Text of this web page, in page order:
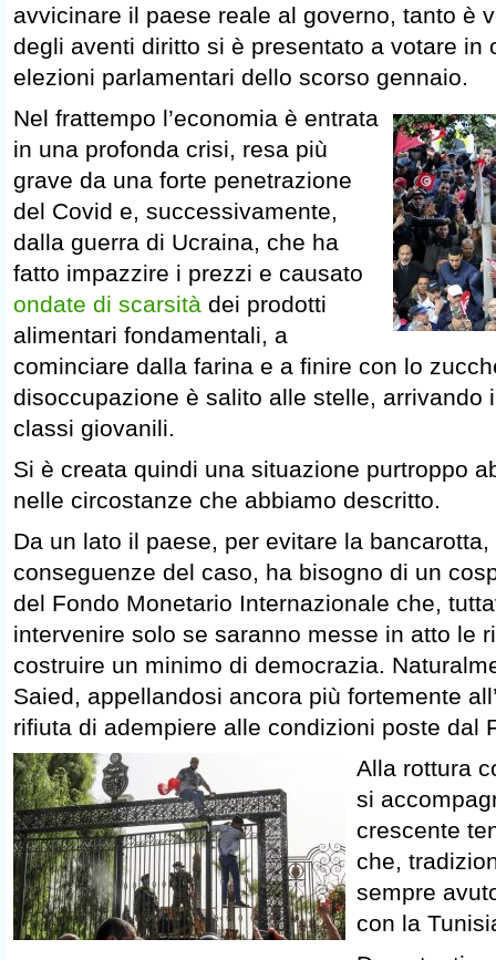
avvicinare il paese reale al governo, tanto è
degli aventi diritto si è presentato a votare in
elezioni parlamentari dello scorso gennaio.
Nel frattempo l’economia è entrata
in una profonda crisi, resa più
grave da una forte penetrazione
del Covid e, successivamente,
dalla guerra di Ucraina, che ha
fatto impazzire i prezzi e causato
ondate di scarsità dei prodotti
alimentari fondamentali, a
cominciare dalla farina e a finire con lo
disoccupazione è salito alle stelle, arrivando
classi giovanili.
Si è creata quindi una situazione purtroppo
nelle circostanze che abbiamo descritto.
Da un lato il paese, per evitare la
conseguenze del caso, ha bisogno di un
del Fondo Monetario Internazionale che,
intervenire solo se saranno messe in atto le
costruire un minimo di democrazia.
Saied, appellandosi ancora più fortemente
rifiuta di adempiere alle condizioni poste dal
Alla rottura
si
crescente
che,
sempre
con la